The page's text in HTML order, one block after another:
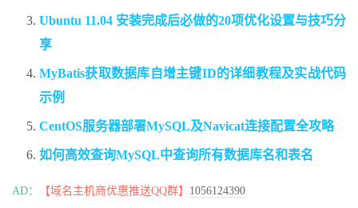
Ubuntu 11.04 安装完成后必做的20项优化设置与技巧分
享
MyBatis获取数据库自增主键ID的详细教程及实战代码
示例
CentOS服务器部署MySQL及Navicat连接配置全攻略
如何高效查询MySQL中查询所有数据库名和表名
AD： 【域名主机商优惠推送QQ群】 1056124390